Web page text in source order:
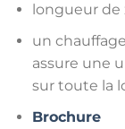
longueur de
un
assure une
sur toute la
Brochure